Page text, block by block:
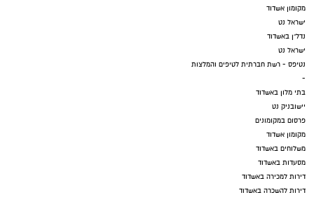
מקומון אשדוד
ישראל נט
נדל"ן באשדוד
ישראל נט
נטיפס - רשת חברתית לטיפים והמלצות
-
בתי מלון באשדוד
יישובניק נט
פרסום במקומונים
מקומון אשדוד
משלוחים באשדוד
מסעדות באשדוד
דירות למכירה באשדוד
דירות להשכרה באשדוד